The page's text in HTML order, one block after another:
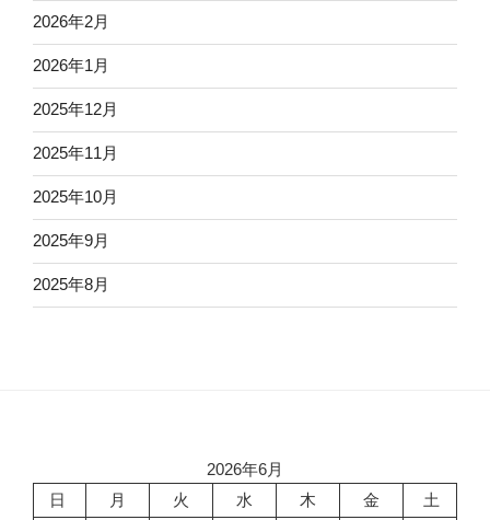
2026年2月
2026年1月
2025年12月
2025年11月
2025年10月
2025年9月
2025年8月
2026年6月
日
月 火 水 木 金 土